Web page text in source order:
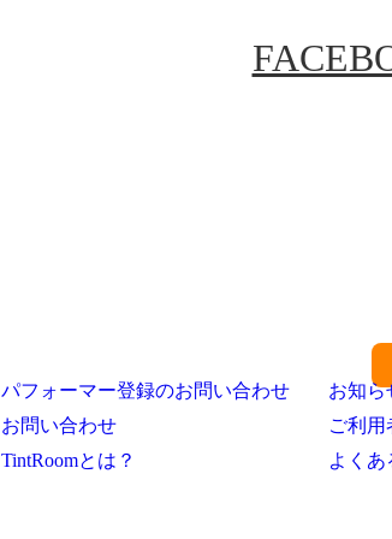
パフォーマー登録のお問い合わせ
お問い合わせ
TintRoomとは？
お知ら
ご利用
よくあ